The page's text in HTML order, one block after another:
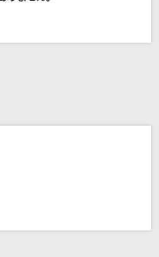
グなど